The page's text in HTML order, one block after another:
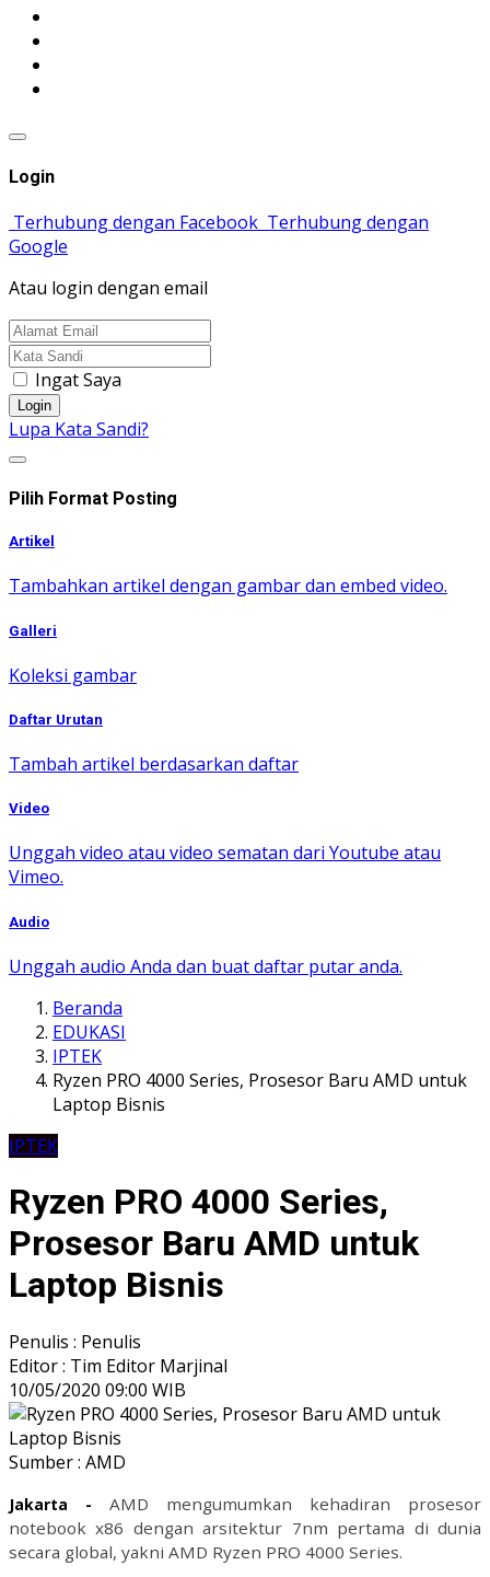
Login
Terhubung dengan Facebook Terhubung dengan
Google
Atau login dengan email
Ingat Saya
Login
Lupa Kata Sandi?
Pilih Format Posting
Artikel
Tambahkan artikel dengan gambar dan embed video.
Galleri
Koleksi gambar
Daftar Urutan
Tambah artikel berdasarkan daftar
Video
Unggah video atau video sematan dari Youtube atau
Vimeo.
Audio
Unggah audio Anda dan buat daftar putar anda.
Beranda
EDUKASI
IPTEK
Ryzen PRO 4000 Series, Prosesor Baru AMD untuk
Laptop Bisnis
IPTEK
Ryzen PRO 4000 Series,
Prosesor Baru AMD untuk
Laptop Bisnis
Penulis : Penulis
Editor : Tim Editor Marjinal
10/05/2020 09:00 WIB
Sumber : AMD
Jakarta -
AMD mengumumkan kehadiran prosesor
notebook x86 dengan arsitektur 7nm pertama di dunia
secara global, yakni AMD Ryzen PRO 4000 Series.